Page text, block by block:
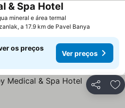
mineral e área termal
& Spa HotelVer preços
a 17.9 km de Pavel Banya
os preços
Ver preços
Partilhar